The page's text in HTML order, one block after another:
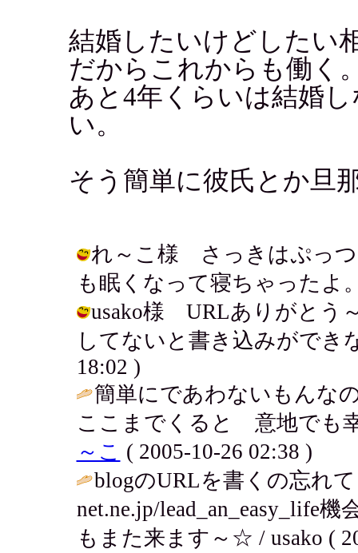
結婚したいけどしたい
だからこれからも働く
あと4年くらいは結婚
い。
そう簡単に彼氏とか旦
れ～こ様 さっきはぷっつ
も眠くなって寝ちゃったよ
usako様 URLありがとう
してないと書き込みができ
18:02 )
簡単にであわないもんな
ここまでくると 意地でも
～こ ( 2005-10-26 02:38 )
blogのURLを書くの忘れ
net.ne.jp/lead_an_easy_life
もまた来ます～☆ / usako (